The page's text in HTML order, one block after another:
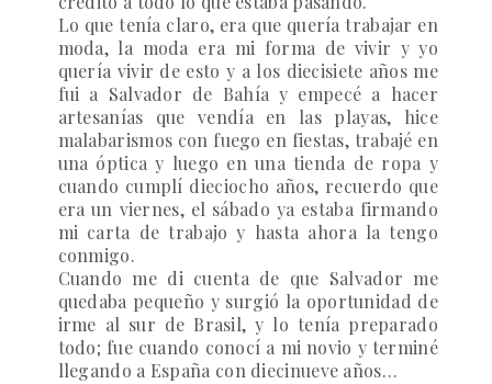
Lo que tenía claro, era que quería trabajar en
moda, la moda era mi forma de vivir y yo
quería vivir de esto y a los diecisiete años me
fui a Salvador de Bahía y empecé a hacer
artesanías que vendía en las playas, hice
malabarismos con fuego en fiestas, trabajé en
una óptica y luego en una tienda de ropa y
cuando cumplí dieciocho años, recuerdo que
era un viernes, el sábado ya estaba firmando
mi carta de trabajo y hasta ahora la tengo
conmigo.
Cuando me di cuenta de que Salvador me
quedaba pequeño y surgió la oportunidad de
irme al sur de Brasil, y lo tenía preparado
todo; fue cuando conocí a mi novio y terminé
llegando a España con diecinueve años…